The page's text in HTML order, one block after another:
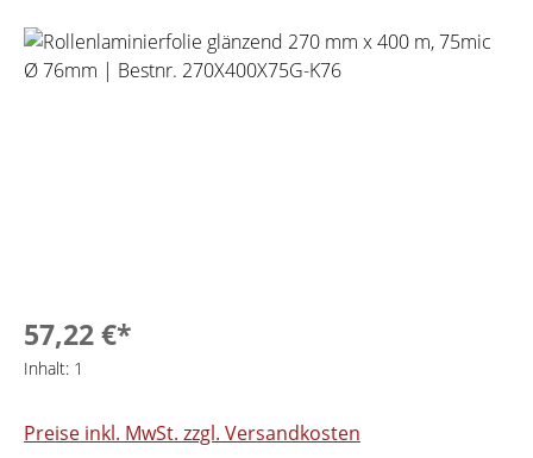
Bildergalerie überspringen
57,22 €*
Inhalt: 1
Preise inkl. MwSt. zzgl. Versandkosten